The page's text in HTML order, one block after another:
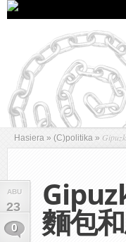
Hasiera » (C)politika »
ABU
23
0
麵包